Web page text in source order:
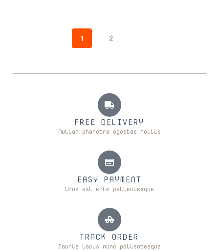
1 2
FREE DELIVERY
Nullam pharetra egestas mollis
EASY PAYMENT
Urna est enim pellentesque
TRACK ORDER
Mauris lacus nunc pellentesque